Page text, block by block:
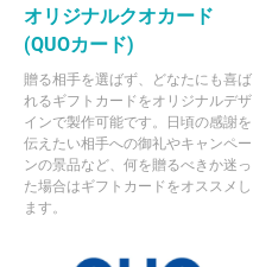
オリジナルクオカード
(QUOカード)
贈る相手を選ばず、どなたにも喜ば
れるギフトカードをオリジナルデザ
インで製作可能です。日頃の感謝を
伝えたい相手への御礼やキャンペー
ンの景品など、何を贈るべきか迷っ
た場合はギフトカードをオススメし
ます。